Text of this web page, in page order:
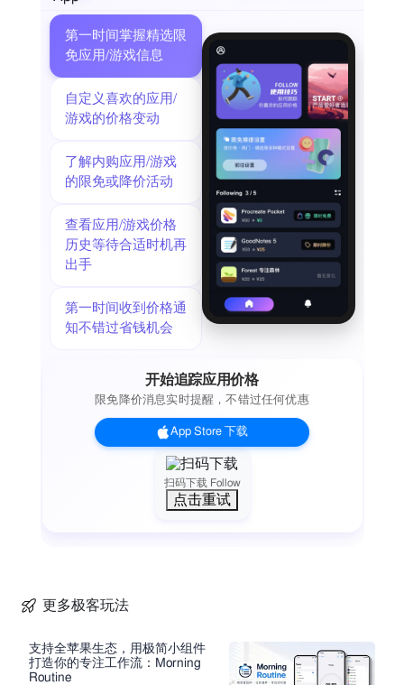
知道接下来会生长出什么。无论你是狩猎首领、追逐虫子，还
是随意用漂浮的风车装饰你最喜欢的咖啡馆，这都是你的世界
——经过重新组合的世界。开始行走吧。开始思考吧。世界正
等待着。
第一时间掌握精选限
免应用/游戏信息
自定义喜欢的应用/
游戏的价格变动
了解内购应用/游戏
的限免或降价活动
查看应用/游戏价格
历史等待合适时机再
出手
第一时间收到价格通
知不错过省钱机会
扫码下载 Follow
点击重试
开始追踪应用价格
限免降价消息实时提醒，不错过任何优惠
App Store 下载
更多极客玩法
支持全苹果生态，用极简小组件
打造你的专注工作流：Morning
Routine